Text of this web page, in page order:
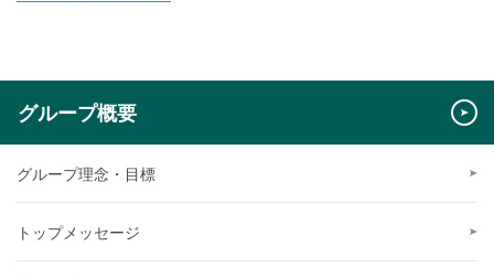
グループ概要
グループ理念・目標
トップメッセージ